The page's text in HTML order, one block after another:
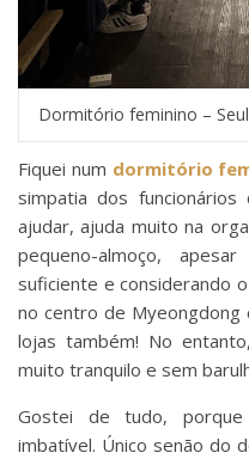
Dormitório feminino –
Fiquei num dormitório
simpatia dos
ajudar, ajuda muito na
pequeno-almoço,
suficiente e considerando
no centro de
lojas também! No
muito tranquilo e sem
Gostei de tudo,
imbatível. Único senão do